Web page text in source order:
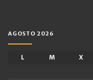
AGOSTO 2026
L M X